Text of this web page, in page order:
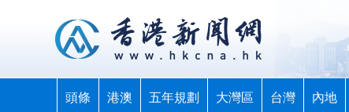
頭條 港澳 五年規劃 大灣區 台灣 內地